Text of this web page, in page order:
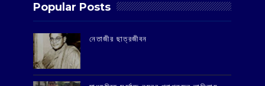
Popular Posts
‌নেতাজীর ছাত্রজীবন